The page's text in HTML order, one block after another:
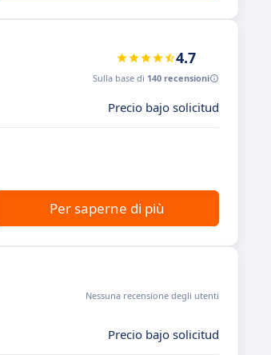
4.7
Sulla base di 140 recensioni
Precio bajo solicitud
Per saperne di più
Nessuna recensione degli utenti
Precio bajo solicitud